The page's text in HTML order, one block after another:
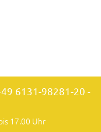
6131-98281-20 -
17.00 Uhr